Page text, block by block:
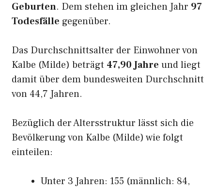
Geburten. Dem stehen im gleichen Jahr 97
Todesfälle gegenüber.
Das Durchschnittsalter der Einwohner von
Kalbe (Milde) beträgt 47,90 Jahre und liegt
damit über dem bundesweiten Durchschnitt
von 44,7 Jahren.
Bezüglich der Altersstruktur lässt sich die
Bevölkerung von Kalbe (Milde) wie folgt
einteilen:
Unter 3 Jahren: 155 (männlich: 84,